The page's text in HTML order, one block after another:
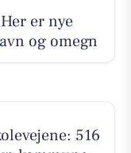
er nye
og omegn
516